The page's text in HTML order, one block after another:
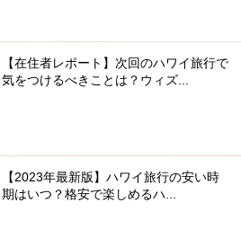
【在住者レポート】次回のハワイ旅行で
気をつけるべきことは？ウィズ...
【2023年最新版】ハワイ旅行の安い時
期はいつ？格安で楽しめるハ...